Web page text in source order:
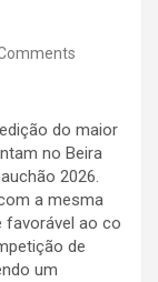
do maior
no Beira
2026.
a mesma
favorável ao co
de
um